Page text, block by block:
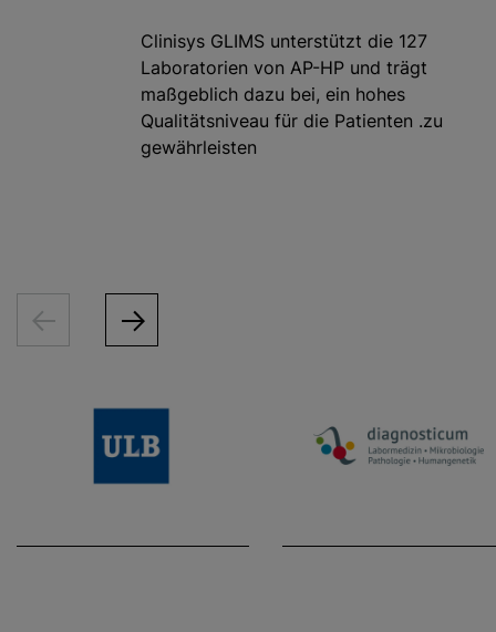
Clinisys GLIMS unterstützt die 127
Laboratorien von AP-HP und trägt
maßgeblich dazu bei, ein hohes
Qualitätsniveau für die Patienten .zu
gewährleisten